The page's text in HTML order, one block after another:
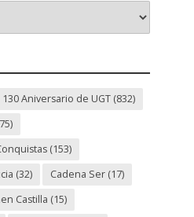
130 Aniversario de UGT(832)
(153)
(32) Cadena Ser(17)
Castilla (15)